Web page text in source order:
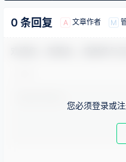
0 条回复 A 文章作者 M
您必须登录或